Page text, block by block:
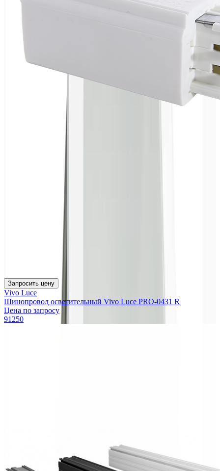
Запросить цену
Vivo Luce
Шинопровод осветительный Vivo Luce PRO-0431 R
Цена по запросу
91250